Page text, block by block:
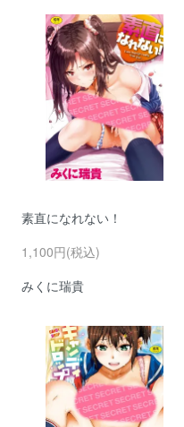
素直になれない！
1,100円(税込)
みくに瑞貴